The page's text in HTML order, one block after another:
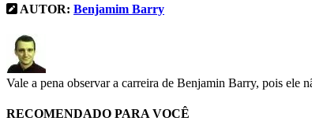
AUTOR: Benjamim Barry
Vale a pena observar a carreira de Benjamin Barry, pois ele
RECOMENDADO PARA VOCÊ